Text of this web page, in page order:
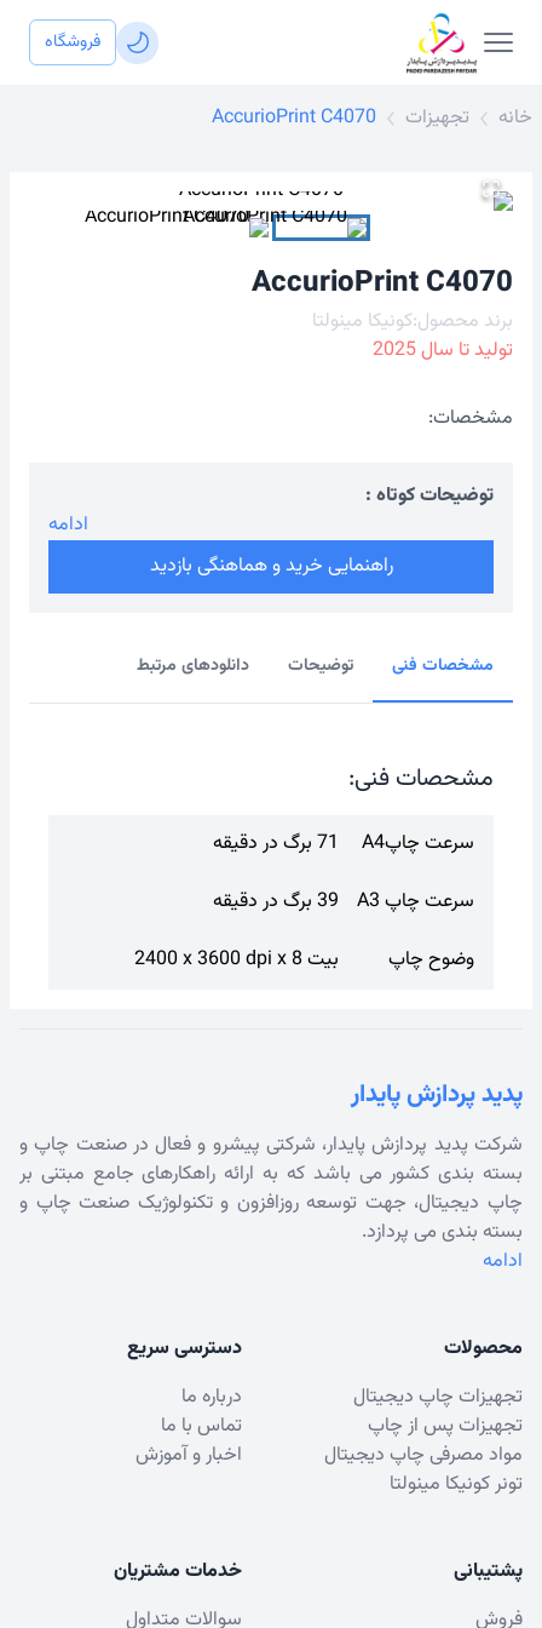
فروشگاه
خانه تجهیزات AccurioPrint C4070
AccurioPrint C4070
برند محصول:کونیکا مینولتا
تولید تا سال2025
مشخصات:
توضیحات کوتاه :
ادامه
راهنمایی خرید و هماهنگی بازدید
مشخصات فنی توضیحات دانلودهای مرتبط
مشحصات فنی:
سرعت چاپA4
71 برگ در دقیقه
سرعت چاپ A3
39 برگ در دقیقه
وضوح چاپ
2400 x 3600 dpi x 8 بیت
پدید پردازش پایدار
شرکت پدید پردازش پایدار، شرکتی پیشرو و فعال در صنعت چاپ و
بسته بندی کشور می باشد که به ارائه راهکارهای جامع مبتنی بر
چاپ دیجیتال، جهت توسعه روزافزون و تکنولوژیک صنعت چاپ و
بسته بندی می پردازد.
ادامه
محصولات
تجهیزات چاپ دیجیتال
تجهیزات پس از چاپ
مواد مصرفی چاپ دیجیتال
تونر کونیکا مینولتا
دسترسی سریع
درباره ما
تماس با ما
اخبار و آموزش
پشتیبانی
فروش
خدمات مشتریان
سوالات متداول